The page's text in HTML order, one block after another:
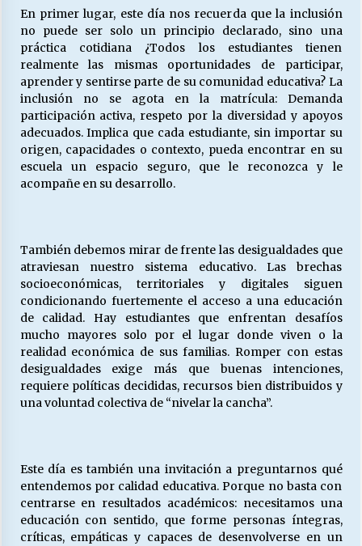
S.O.S. a los ricos, Save Our Souls (Salvar
Nuestras Almas)
30/04/2026
¿Asesores con doble sueldo?
18/04/2026
Chile y sus segmentos de la riqueza
En primer lugar, este día nos recuerda que la inclusión
no puede ser solo un principio declarado, sino una
práctica cotidiana ¿Todos los estudiantes tienen
realmente las mismas oportunidades de participar,
aprender y sentirse parte de su comunidad educativa? La
inclusión no se agota en la matrícula: Demanda
participación activa, respeto por la diversidad y apoyos
adecuados. Implica que cada estudiante, sin importar su
origen, capacidades o contexto, pueda encontrar en su
escuela un espacio seguro, que le reconozca y le
acompañe en su desarrollo.
También debemos mirar de frente las desigualdades que
atraviesan nuestro sistema educativo. Las brechas
socioeconómicas, territoriales y digitales siguen
condicionando fuertemente el acceso a una educación
de calidad. Hay estudiantes que enfrentan desafíos
mucho mayores solo por el lugar donde viven o la
realidad económica de sus familias. Romper con estas
desigualdades exige más que buenas intenciones,
requiere políticas decididas, recursos bien distribuidos y
una voluntad colectiva de “nivelar la cancha”.
Este día es también una invitación a preguntarnos qué
entendemos por calidad educativa. Porque no basta con
centrarse en resultados académicos: necesitamos una
educación con sentido, que forme personas íntegras,
críticas, empáticas y capaces de desenvolverse en un